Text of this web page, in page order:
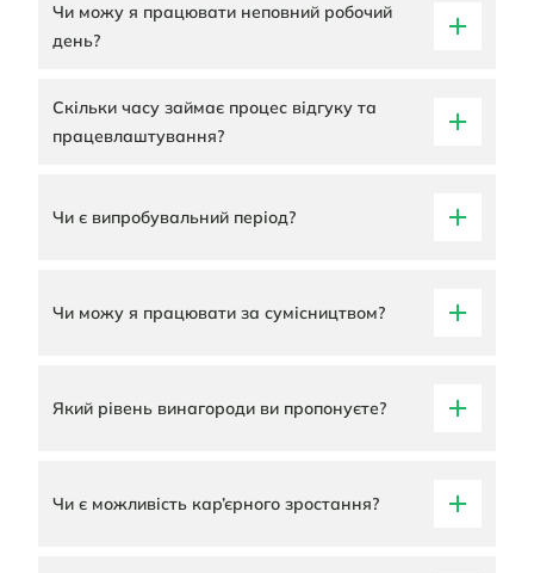
Чи можу я працювати неповний робочий
день?
Скільки часу займає процес відгуку та
працевлаштування?
Чи є випробувальний період?
Чи можу я працювати за сумісництвом?
Який рівень винагороди ви пропонуєте?
Чи є можливість кар’єрного зростання?